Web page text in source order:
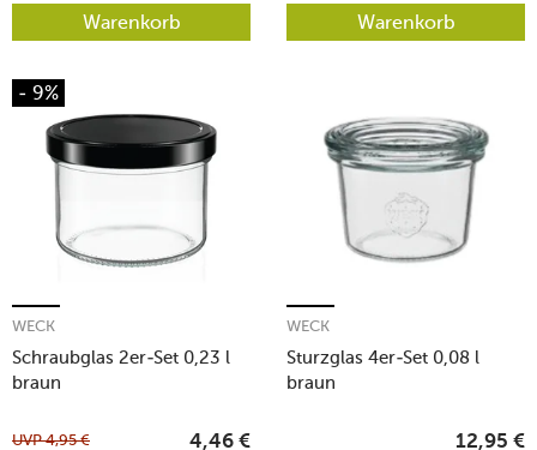
Warenkorb Warenkorb
- 9%
Schraubglas 2er-Set 0,23 l
braun
WECK
UVP4,95 € 4,46 €
Sturzglas 4er-Set 0,08 l
braun
WECK
12,95 €